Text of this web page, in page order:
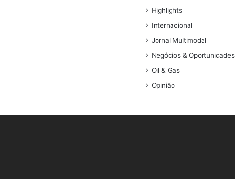
Highlights
Internacional
Jornal Multimodal
Negócios & Oportunidades
Oil & Gas
Opinião